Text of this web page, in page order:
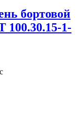
бортовой
1-